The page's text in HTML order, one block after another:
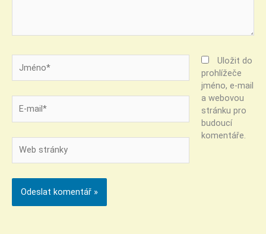
mail*
stránky
Uložit do
prohlížeče
jméno, e-mail
a webovou
stránku pro
budoucí
komentáře.